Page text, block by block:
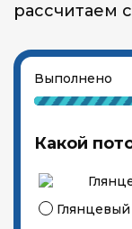
рассчитаем
Выполнено
Какой
Глянцевый